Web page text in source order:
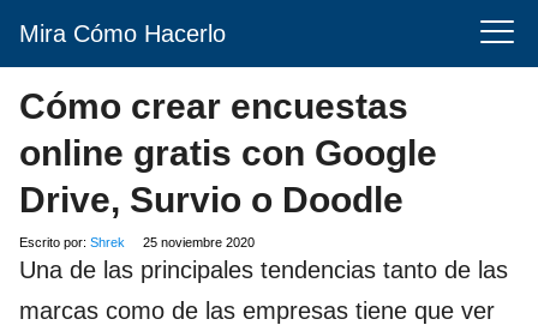
Mira Cómo Hacerlo
Cómo crear encuestas
online gratis con Google
Drive, Survio o Doodle
Escrito por: Shrek 25 noviembre 2020
Una de las principales tendencias tanto de las
marcas como de las empresas tiene que ver